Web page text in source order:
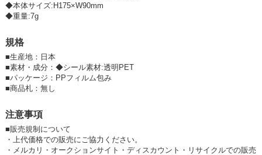
◆本体サイズ:H175×W90mm
◆重量:7g
規格
■生産地：日本
■素材・成分：◆シール素材:透明PET
■パッケージ：PPフィルム包み
■商品札：無し
注意事項
■販売規制について
・上代価格での販売にご協力ください。
・メルカリ・オークションサイト・ディスカウント・リサイクルでの販売